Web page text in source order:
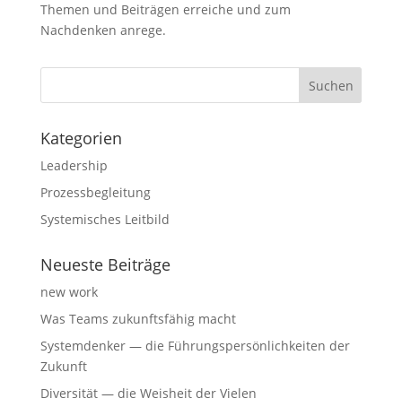
Themen und Beiträgen erreiche und zum
Nachdenken anrege.
Kate­go­rien
Leadership
Prozessbegleitung
Systemisches Leitbild
Neu­es­te Beiträge
new work
Was Teams zukunfts­fä­hig macht
Sys­tem­den­ker — die Füh­rungs­per­sön­lich­kei­ten der
Zukunft
Diver­si­tät — die Weis­heit der Vielen